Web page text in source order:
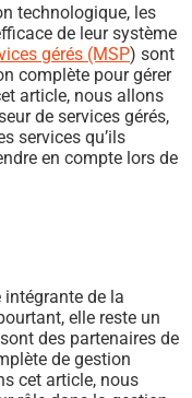
technologique, les
de leur système
gérés (MSP) sont
complète pour gérer
article, nous allons
de services gérés,
services qu’ils
en compte lors de
intégrante de la
elle reste un
des partenaires de
de gestion
cet article, nous